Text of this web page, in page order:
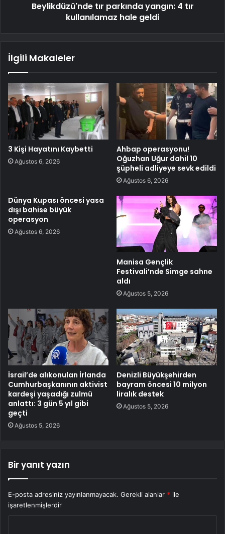
Beylikdüzü'nde tır parkında yangın: 4 tır
kullanılamaz hale geldi
İlgili Makaleler
3 Kişi Hayatını Kaybetti
Ağustos 6, 2026
Ahbap operasyonu!
Oğuzhan Uğur dahil 10
şüpheli adliyeye sevk edildi
Ağustos 6, 2026
Dünya Kupası öncesi yasa
dışı bahise büyük
operasyon
Ağustos 6, 2026
Manisa Gençlik
Festivali’nde Simge sahne
aldı
Ağustos 5, 2026
İsrail’de alıkonulan İrlanda
Cumhurbaşkanının aktivist
kardeşi yaşadığı zulmü
anlattı: 3 gün 5 yıl gibi
geçti
Ağustos 5, 2026
Denizli Büyükşehirden
bayram öncesi 10 milyon
liralık destek
Ağustos 5, 2026
Bir yanıt yazın
E-posta adresiniz yayınlanmayacak. Gerekli alanlar * ile
işaretlenmişlerdir